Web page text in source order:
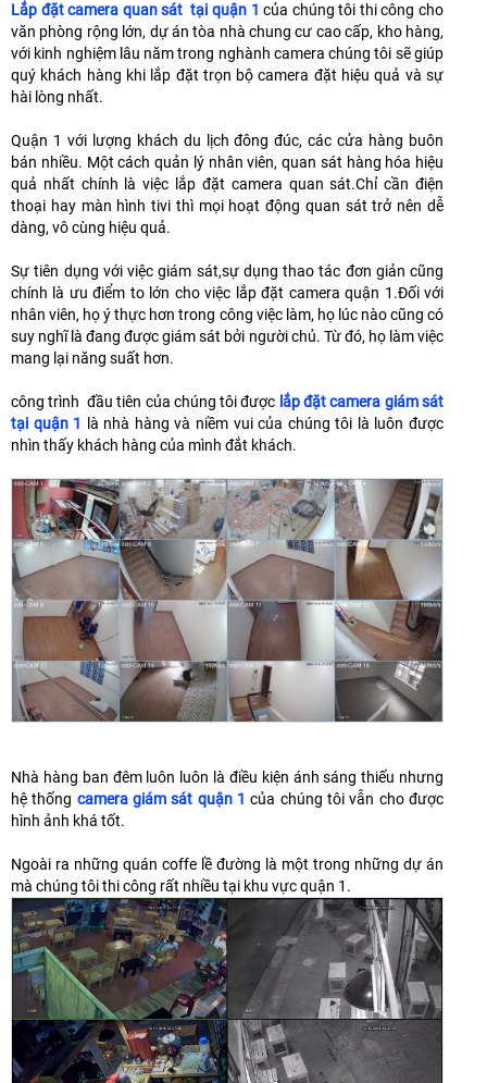
Lắp đặt camera quan sát tại quận 1 của chúng tôi thi công cho
văn phòng rộng lớn, dự án tòa nhà chung cư cao cấp, kho hàng,
với kinh nghiệm lâu năm trong nghành camera chúng tôi sẽ giúp
quý khách hàng khi lắp đặt trọn bộ camera đặt hiệu quả và sự
hài lòng nhất.
Quận 1 với lượng khách du lịch đông đúc, các cửa hàng buôn
bán nhiều. Một cách quản lý nhân viên, quan sát hàng hóa hiệu
quả nhất chính là việc lắp đặt camera quan sát.Chỉ cần điện
thoại hay màn hình tivi thì mọi hoạt động quan sát trở nên dễ
dàng, vô cùng hiệu quả.
Sự tiên dụng với việc giám sát,sự dụng thao tác đơn giản cũng
chính là ưu điểm to lớn cho việc lắp đặt camera quận 1.Đối với
nhân viên, họ ý thực hơn trong công việc làm, họ lúc nào cũng có
suy nghĩ là đang được giám sát bởi người chủ. Từ đó, họ làm việc
mang lại năng suất hơn.
công trình đầu tiên của chúng tôi được lắp đặt camera giám sát
tại quận 1
là nhà hàng và niềm vui của chúng tôi là luôn được
nhìn thấy khách hàng của mình đắt khách.
Nhà hàng ban đêm luôn luôn là điều kiện ánh sáng thiếu nhưng
hệ thống camera giám sát quận 1 của chúng tôi vẫn cho được
hình ảnh khá tốt.
Ngoài ra những quán coffe lề đường là một trong những dự án
mà chúng tôi thi công rất nhiều tại khu vực quận 1.